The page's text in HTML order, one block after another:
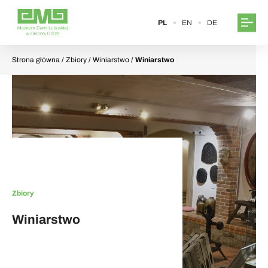
PL EN DE
Strona główna / Zbiory / Winiarstwo / Winiarstwo
Zbiory
Winiarstwo